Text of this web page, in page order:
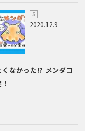
2020.12.9
くなかった!? メンダコ